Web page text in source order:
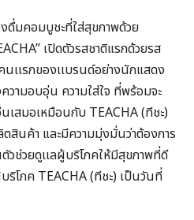
ดื่มคอมบูชะที่ใส่สุขภาพด้วย
เปิดตัวรสชาติแรกด้วยรส
เเรกของเเบรนด์อย่างนักแสดง
ามอบอุ่น ความใส่ใจ ที่พร้อมจะ
เสมอเหมือนกับ TEACHA (ทีชะ)
ตสินค้า และมีความมุ่งมั่นว่าต้องการ
ช่วยดูเเลผู้บริโภคให้มีสุขภาพที่ดี
โภค TEACHA (ทีชะ) เป็นวันที่